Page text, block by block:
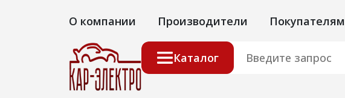
О компании Производители Покупателям
Каталог